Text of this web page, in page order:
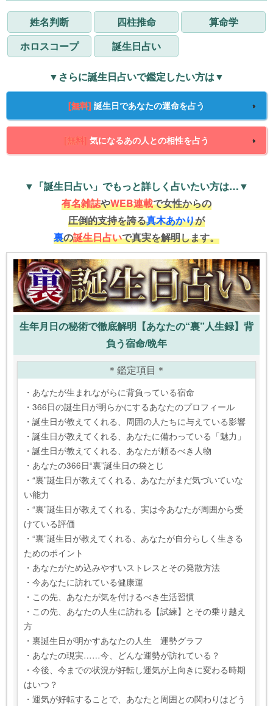
姓名判断 四柱推命
算命学
ホロスコープ
誕生日占い
▼さらに誕生日占いで鑑定したい方は▼
[無料] 誕生日であなたの運命を占う
[無料] 気になるあの人との相性を占う
▼「誕生日占い」でもっと詳しく占いたい方は…▼
有名雑誌やWEB連載で女性からの
圧倒的支持を誇る真木あかりが
裏の誕生日占いで真実を解明します。
生年月日の秘術で徹底解明【あなたの“裏”人生録】背
負う宿命/晩年
＊鑑定項目＊
・あなたが生まれながらに背負っている宿命
・366日の誕生日が明らかにするあなたのプロフィール
・誕生日が教えてくれる、周囲の人たちに与えている影響
・誕生日が教えてくれる、あなたに備わっている「魅力」
・誕生日が教えてくれる、あなたが頼るべき人物
・あなたの366日“裏”誕生日の袋とじ
・“裏”誕生日が教えてくれる、あなたがまだ気づいていな
い能力
・“裏”誕生日が教えてくれる、実は今あなたが周囲から受
けている評価
・“裏”誕生日が教えてくれる、あなたが自分らしく生きる
ためのポイント
・あなたがため込みやすいストレスとその発散方法
・今あなたに訪れている健康運
・この先、あなたが気を付けるべき生活習慣
・この先、あなたの人生に訪れる【試練】とその乗り越え
方
・裏誕生日が明かすあなたの人生 運勢グラフ
・あなたの現実……今、どんな運勢が訪れている？
・今後、今までの状況が好転し運気が上向きに変わる時期
はいつ？
・運気が好転することで、あなたと周囲との関わりはどう